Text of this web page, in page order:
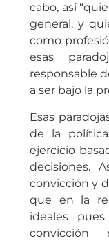
cabo, así
general, y
como
esas
responsable
a ser bajo la
Esas
de la
ejercicio
decisiones.
convicción y
que en la
ideales